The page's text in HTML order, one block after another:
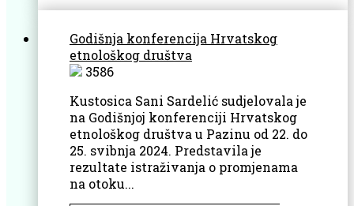
Godišnja konferencija Hrvatskog
etnološkog društva
3586
Kustosica Sani Sardelić sudjelovala je
na Godišnjoj konferenciji Hrvatskog
etnološkog društva u Pazinu od 22. do
25. svibnja 2024. Predstavila je
rezultate istraživanja o promjenama
na otoku...